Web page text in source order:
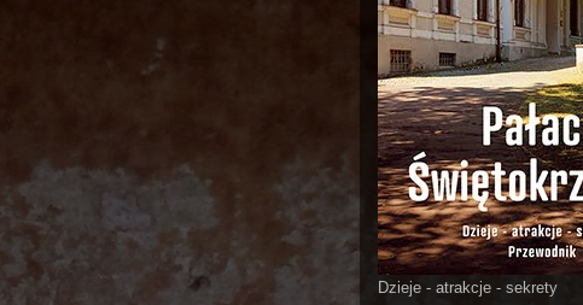
Dzieje - atrakcje - sekrety